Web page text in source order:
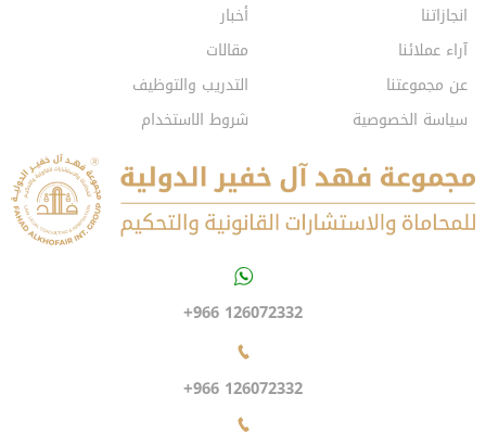
انجازاتنا
آراء عملائنا
عن مجموعتنا
سياسة الخصوصية
أخبار
مقالات
التدريب والتوظيف
شروط الاستخدام
+966 126072332
+966 126072332